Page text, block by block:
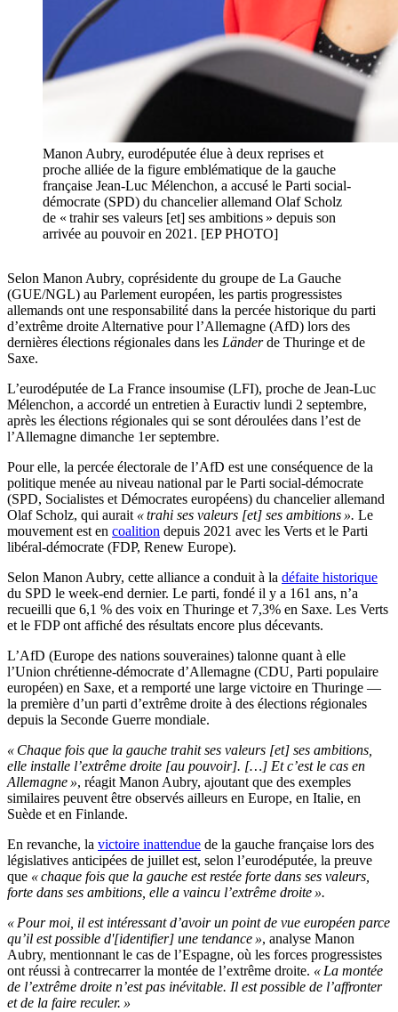
Manon Aubry, eurodéputée élue à deux reprises et
proche alliée de la figure emblématique de la gauche
française Jean-Luc Mélenchon, a accusé le Parti social-
démocrate (SPD) du chancelier allemand Olaf Scholz
de « trahir ses valeurs [et] ses ambitions » depuis son
arrivée au pouvoir en 2021. [EP PHOTO]
Selon Manon Aubry, coprésidente du groupe de La Gauche
(GUE/NGL) au Parlement européen, les partis progressistes
allemands ont une responsabilité dans la percée historique du parti
d’extrême droite Alternative pour l’Allemagne (AfD) lors des
dernières élections régionales dans les Länderde Thuringe et de
Saxe.
L’eurodéputée de La France insoumise (LFI), proche de Jean-Luc
Mélenchon, a accordé un entretien à Euractiv lundi 2 septembre,
après les élections régionales qui se sont déroulées dans l’est de
l’Allemagne dimanche 1er septembre.
Pour elle, la percée électorale de l’AfD est une conséquence de la
politique menée au niveau national par le Parti social-démocrate
(SPD, Socialistes et Démocrates européens) du chancelier allemand
Olaf Scholz, qui aurait « trahi ses valeurs [et] ses ambitions ». Le
mouvement est en coalition depuis 2021 avec les Verts et le Parti
libéral-démocrate (FDP, Renew Europe).
Selon Manon Aubry, cette alliance a conduit à la défaite historique
du SPD le week-end dernier. Le parti, fondé il y a 161 ans, n’a
recueilli que 6,1 % des voix en Thuringe et 7,3% en Saxe. Les Verts
et le FDP ont affiché des résultats encore plus décevants.
L’AfD (Europe des nations souveraines) talonne quant à elle
l’Union chrétienne-démocrate d’Allemagne (CDU, Parti populaire
européen) en Saxe, et a remporté une large victoire en Thuringe —
la première d’un parti d’extrême droite à des élections régionales
depuis la Seconde Guerre mondiale.
« Chaque fois que la gauche trahit ses valeurs [et] ses ambitions,
elle installe l’extrême droite [au pouvoir]. […] Et c’est le cas en
Allemagne », réagit Manon Aubry, ajoutant que des exemples
similaires peuvent être observés ailleurs en Europe, en Italie, en
Suède et en Finlande.
En revanche, la victoire inattendue de la gauche française lors des
législatives anticipées de juillet est, selon l’eurodéputée, la preuve
que « chaque fois que la gauche est restée forte dans ses valeurs,
forte dans ses ambitions, elle a vaincu l’extrême droite ».
« Pour moi, il est intéressant d’avoir un point de vue européen parce
qu’il est possible d'[identifier] une tendance », analyse Manon
Aubry, mentionnant le cas de l’Espagne, où les forces progressistes
ont réussi à contrecarrer la montée de l’extrême droite. « La montée
de l’extrême droite n’est pas inévitable. Il est possible de l’affronter
et de la faire reculer. »